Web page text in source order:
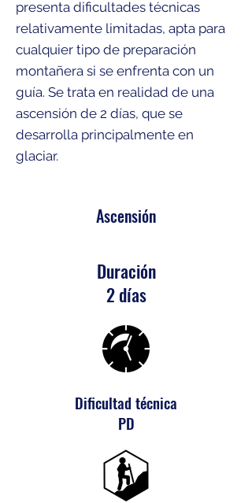
presenta dificultades técnicas
relativamente limitadas, apta para
cualquier tipo de preparación
montañera si se enfrenta con un
guía. Se trata en realidad de una
ascensión de 2 días, que se
desarrolla principalmente en
glaciar.
Ascensión
Duración
2 días
Dificultad técnica
PD